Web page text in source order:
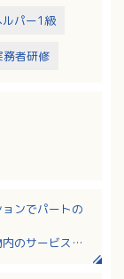
ルパー1級
務者研修
ンでパートの
のサービス付